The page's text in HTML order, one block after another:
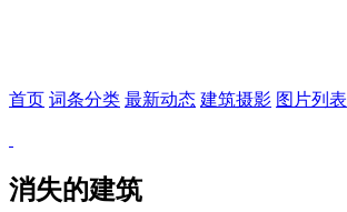
首页 词条分类 最新动态 建筑摄影 图片列表
消失的建筑